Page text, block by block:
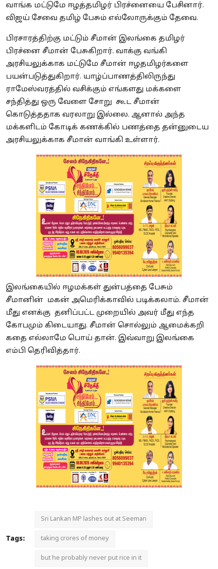
வாங்க மட்டுமே ஈழத்தமிழர் பிரச்னையை பேசினார்.
விஜய் சேவை தமிழ் பேசும் எல்லோருக்கும் தேவை.
பிரசாரத்திற்கு மட்டும் சீமான் இலங்கை தமிழர்
பிரச்னை சீமான் பேசுகிறார். வாக்கு வங்கி
அரசியலுக்காக மட்டுமே சீமான் ஈழதமிழர்களை
பயன்படுத்துகிறார். யாழ்ப்பாணத்திலிருந்து
ராமேஸ்வரத்தில் வசிக்கும் எங்களது மக்களை
சந்தித்து ஒரு வேளை சோறு கூட சீமான்
கொடுத்ததாக வரலாறு இல்லை. ஆனால் அந்த
மக்களிடம் கோடிக் கணக்கில் பணத்தை தன்னுடைய
அரசியலுக்காக சீமான் வாங்கி உள்ளார்.
இலங்கையில் ஈழமக்கள் துன்பத்தை பேசும்
சீமானின் மகன் அமெரிக்காவில் படிக்கலாம். சீமான்
மீது எனக்கு தனிப்பட்ட முறையில் அவர் மீது எந்த
கோபமும் கிடையாது. சீமான் சொல்லும் ஆமைக்கறி
கதை எல்லாமே பொய் தான். இவ்வாறு இலங்கை
எம்பி தெரிவித்தார்.
Tags:
Sri Lankan MP lashes out at Seeman
taking crores of money
but he probably never put rice in it